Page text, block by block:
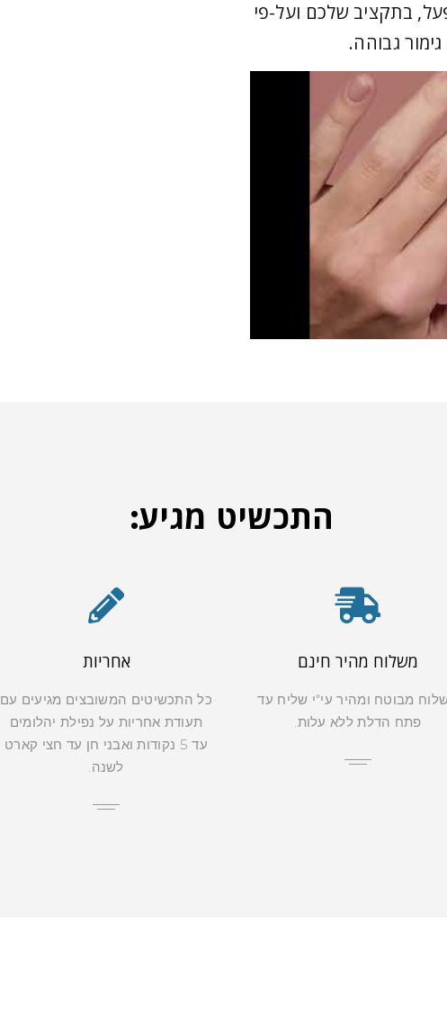
בתקציב שלכם ועל-פי
גבוהה.
התכשיט מגיע:
משלוח מהיר חינם
מבוטח ומהיר עי"י שליח עד
פתח הדלת ללא עלות.
אחריות
כל התכשיטים המשובצים מגיעים עם
תעודת אחריות על נפילת יהלומים
עד 5 נקודות ואבני חן עד חצי קארט
לשנה.